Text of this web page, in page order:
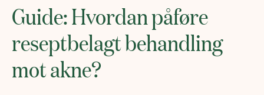
Guide: Hvordan påføre
reseptbelagt behandling
mot akne?